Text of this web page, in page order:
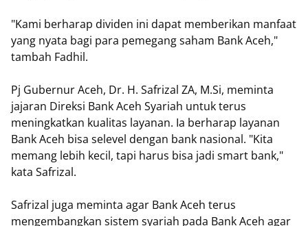
"Kami berharap dividen ini dapat memberikan manfaat
yang nyata bagi para pemegang saham Bank Aceh,"
tambah Fadhil.
Pj Gubernur Aceh, Dr. H. Safrizal ZA, M.Si, meminta
jajaran Direksi Bank Aceh Syariah untuk terus
meningkatkan kualitas layanan. Ia berharap layanan
Bank Aceh bisa selevel dengan bank nasional. "Kita
memang lebih kecil, tapi harus bisa jadi smart bank,"
kata Safrizal.
Safrizal juga meminta agar Bank Aceh terus
mengembangkan sistem syariah pada Bank Aceh agar